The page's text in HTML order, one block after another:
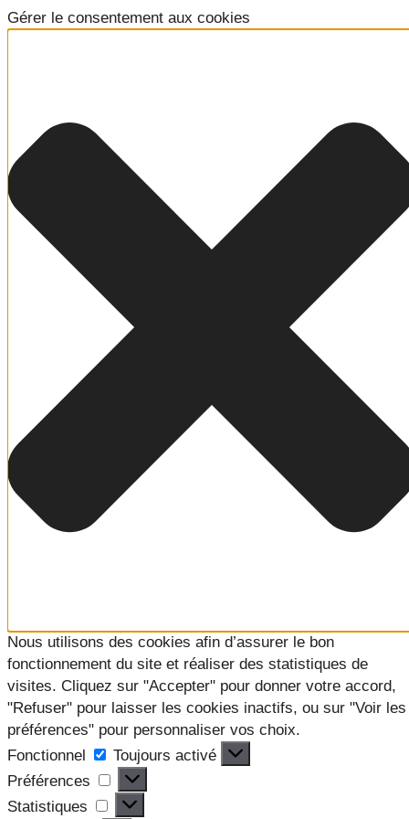
Gérer le consentement aux cookies
Nous utilisons des cookies afin d’assurer le bon
fonctionnement du site et réaliser des statistiques de
visites. Cliquez sur "Accepter" pour donner votre accord,
"Refuser" pour laisser les cookies inactifs, ou sur "Voir les
préférences" pour personnaliser vos choix.
Fonctionnel
Fonctionnel
Toujours activé
Préférences
Préférences
Statistiques
Statistiques